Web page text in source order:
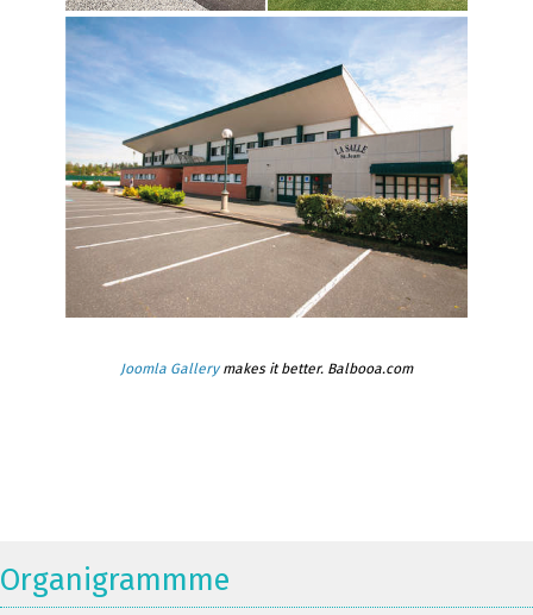
Joomla Gallerymakes it better. Balbooa.com
Organigrammme